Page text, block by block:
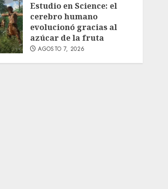
Estudio en Science: el
cerebro humano
evolucionó gracias al
azúcar de la fruta
AGOSTO 7, 2026